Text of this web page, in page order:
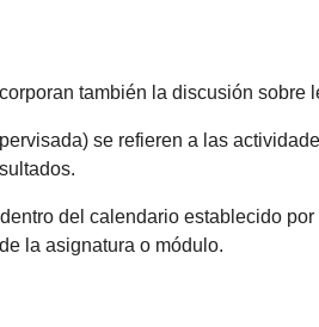
también la discusión
se refieren a las
del calendario establecido
la asignatura o módulo.